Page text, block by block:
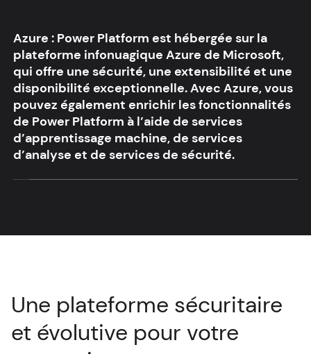
Azure : Power Platform est hébergée sur la
plateforme infonuagique Azure de Microsoft,
qui offre une sécurité, une extensibilité et une
disponibilité exceptionnelle. Avec Azure, vous
pouvez également enrichir les fonctionnalités
de Power Platform à l’aide de services
d’apprentissage machine, de services
d’analyse et de services de sécurité.
Une plateforme sécuritaire
et évolutive pour votre